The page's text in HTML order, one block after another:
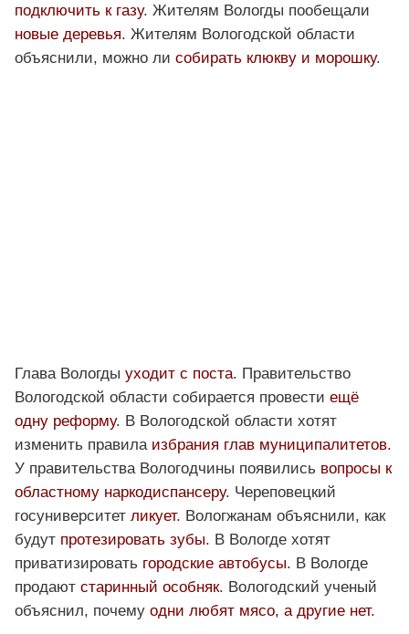
подключить к газу. Жителям Вологды пообещали
новые деревья. Жителям Вологодской области
объяснили, можно ли собирать клюкву и морошку.
Глава Вологды уходит с поста. Правительство
Вологодской области собирается провести ещё
одну реформу. В Вологодской области хотят
изменить правила избрания глав муниципалитетов.
У правительства Вологодчины появились вопросы к
областному наркодиспансеру. Череповецкий
госуниверситет ликует. Вологжанам объяснили, как
будут протезировать зубы. В Вологде хотят
приватизировать городские автобусы. В Вологде
продают старинный особняк. Вологодский ученый
объяснил, почему одни любят мясо, а другие нет.